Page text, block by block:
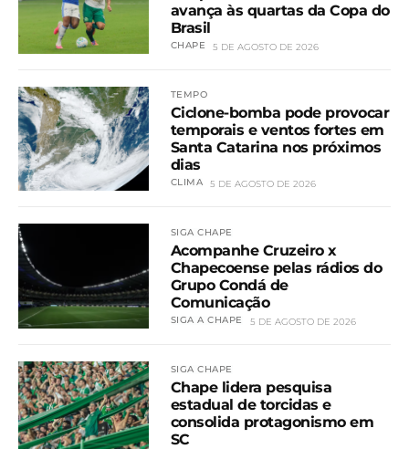
avança às quartas da Copa do
Brasil
CHAPE 5 DE AGOSTO DE 2026
TEMPO
Ciclone-bomba pode provocar
temporais e ventos fortes em
Santa Catarina nos próximos
dias
CLIMA 5 DE AGOSTO DE 2026
SIGA CHAPE
Acompanhe Cruzeiro x
Chapecoense pelas rádios do
Grupo Condá de
Comunicação
SIGA A CHAPE 5 DE AGOSTO DE 2026
SIGA CHAPE
Chape lidera pesquisa
estadual de torcidas e
consolida protagonismo em
SC